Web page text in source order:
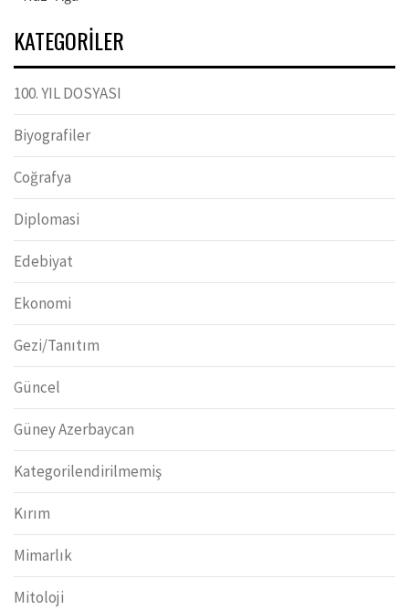
KATEGORILER
100. YIL DOSYASI
Biyografiler
Coğrafya
Diplomasi
Edebiyat
Ekonomi
Gezi/Tanıtım
Güncel
Güney Azerbaycan
Kategorilendirilmemiş
Kırım
Mimarlık
Mitoloji